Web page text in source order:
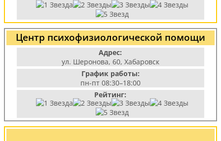
Центр психофизиологической помощи
Адрес:
ул. Шеронова, 60, Хабаровск
График работы:
пн-пт 08:30–18:00
Рейтинг: